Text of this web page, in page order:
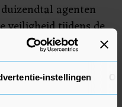
instellingen
agenten
veiligheid tijdens de
spirituele opvolger
jaarlijkse festival
door de dood van
werden toen